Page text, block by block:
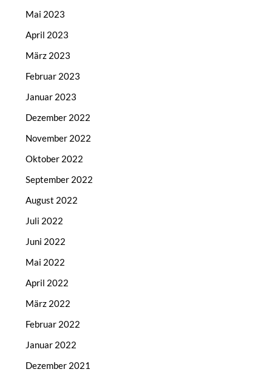
Mai 2023
April 2023
März 2023
Februar 2023
Januar 2023
Dezember 2022
November 2022
Oktober 2022
September 2022
August 2022
Juli 2022
Juni 2022
Mai 2022
April 2022
März 2022
Februar 2022
Januar 2022
Dezember 2021